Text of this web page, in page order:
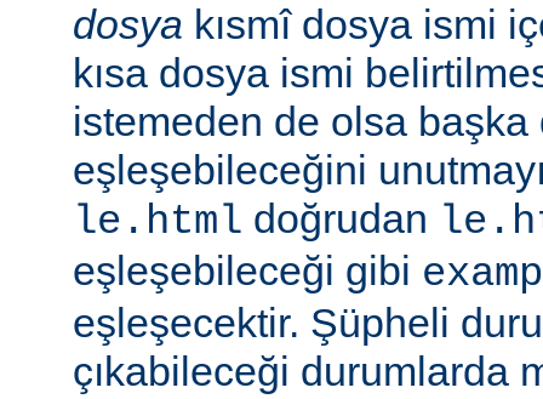
dosya kısmî dosya ismi
kısa dosya ismi
istemeden de olsa başka
eşleşebileceğini
le.html doğrudan
eşleşebileceği gibi
eşleşecektir. Şüpheli
çıkabileceği durumlarda